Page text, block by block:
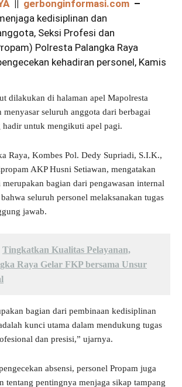
|| gerbonginformasi.com –
kedisiplinan dan
Seksi Profesi dan
Polresta Palangka Raya
kehadiran personel, Kamis
dilakukan di halaman apel Mapolresta
menyasar seluruh anggota dari berbagai
hadir untuk mengikuti apel pagi.
Raya, Kombes Pol. Dedy Supriadi, S.I.K.,
AKP Husni Setiawan, mengatakan
bagian dari pengawasan internal
seluruh personel melaksanakan tugas
jawab.
Tingkatkan Kualitas Pelayanan,
Raya Gelar FKP bersama Unsur
bagian dari pembinaan kedisiplinan
kunci utama dalam mendukung tugas
dan presisi,” ujarnya.
absensi, personel Propam juga
tentang pentingnya menjaga sikap tampang